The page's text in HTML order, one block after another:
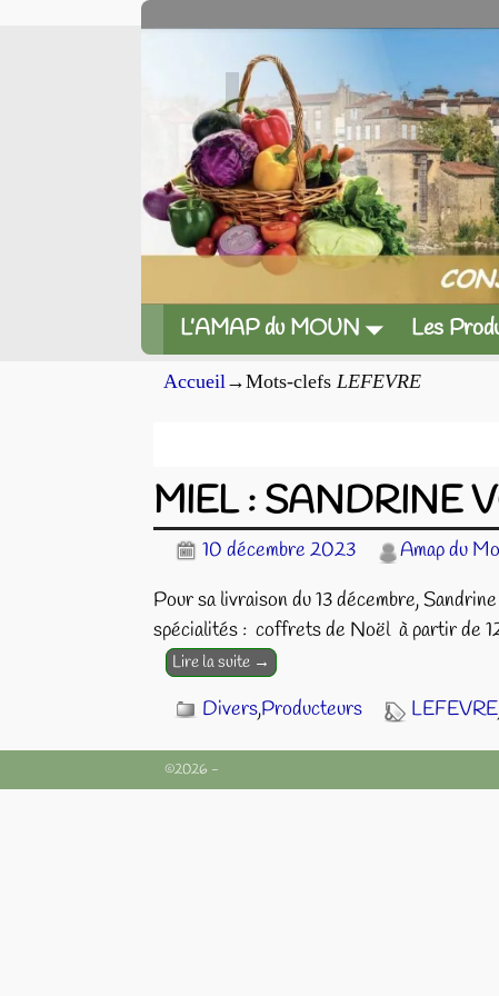
L’AMAP du MOUN Les
Accueil →Mots-clefs LEFEVRE
MIEL : SANDRINE
10 décembre 2023
Amap du
Pour sa livraison du 13 décembre,
spécialités : coffrets de Noël à partir de
Lire la suite →
Divers,Producteurs LEFEVRE
©2026 -